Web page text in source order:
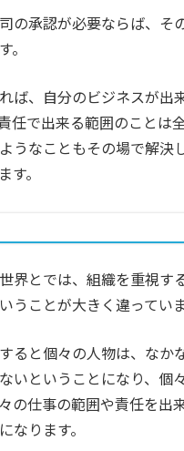
の承認が必要ならば、そ
。
ば、自分のビジネスが出
任で出来る範囲のことは
うなこともその場で解決
す。
界とでは、組織を重視す
うことが大きく違っていま
ると個々の人物は、なか
いということになり、個
の仕事の範囲や責任を出
なります。